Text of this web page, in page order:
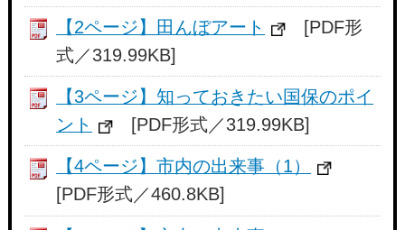
【2ページ】田んぼアート
[PDF形
式／319.99KB]
【3ページ】知っておきたい国保のポイ
ント
[PDF形式／319.99KB]
【4ページ】市内の出来事（1）
[PDF形式／460.8KB]